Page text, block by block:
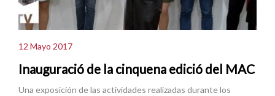
12 Mayo 2017
Inauguració de la cinquena edició del MAC
Una exposición de las actividades realizadas durante los